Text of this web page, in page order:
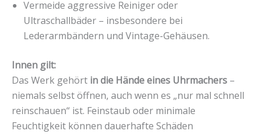
Vermeide aggressive Reiniger oder
Ultraschallbäder – insbesondere bei
Lederarmbändern und Vintage-Gehäusen.
Innen gilt:
Das Werk gehört in die Hände eines Uhrmachers –
niemals selbst öffnen, auch wenn es „nur mal schnell
reinschauen“ ist. Feinstaub oder minimale
Feuchtigkeit können dauerhafte Schäden